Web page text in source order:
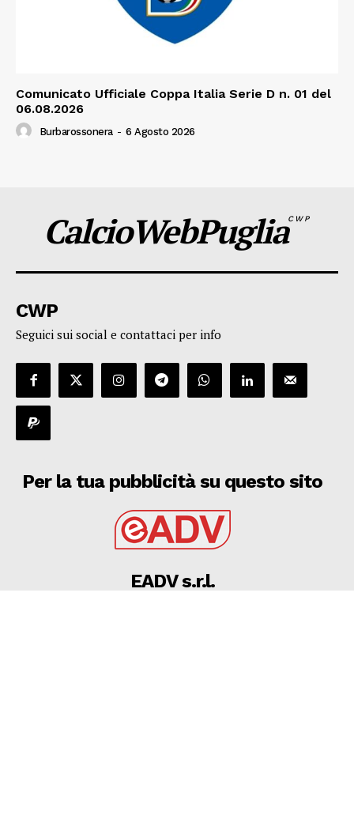
Comunicato Ufficiale Coppa Italia Serie D n. 01 del
06.08.2026
Burbarossonera - 6 Agosto 2026
CalcioWebPugliaCWP
CWP
Seguici sui social e contattaci per info
Per la tua pubblicità su questo sito
EADV s.r.l.